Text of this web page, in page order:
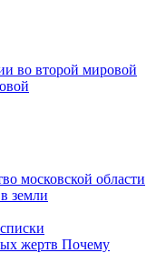
во второй мировой
московской области
земли